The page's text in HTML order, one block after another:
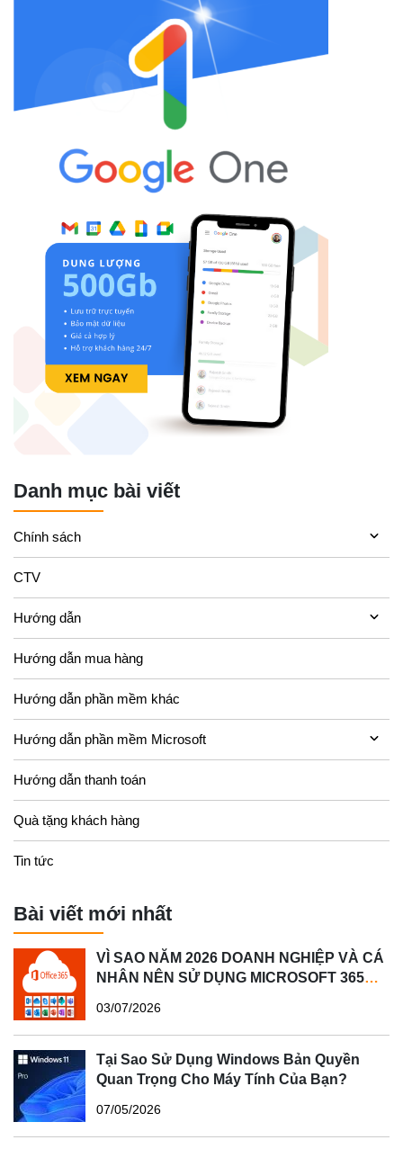
Danh mục bài viết
Chính sách
CTV
Hướng dẫn
Hướng dẫn mua hàng
Hướng dẫn phần mềm khác
Hướng dẫn phần mềm Microsoft
Hướng dẫn thanh toán
Quà tặng khách hàng
Tin tức
Bài viết mới nhất
VÌ SAO NĂM 2026 DOANH NGHIỆP VÀ CÁ
NHÂN NÊN SỬ DỤNG MICROSOFT 365
03/07/2026
Tại Sao Sử Dụng Windows Bản Quyền
Quan Trọng Cho Máy Tính Của Bạn?
07/05/2026